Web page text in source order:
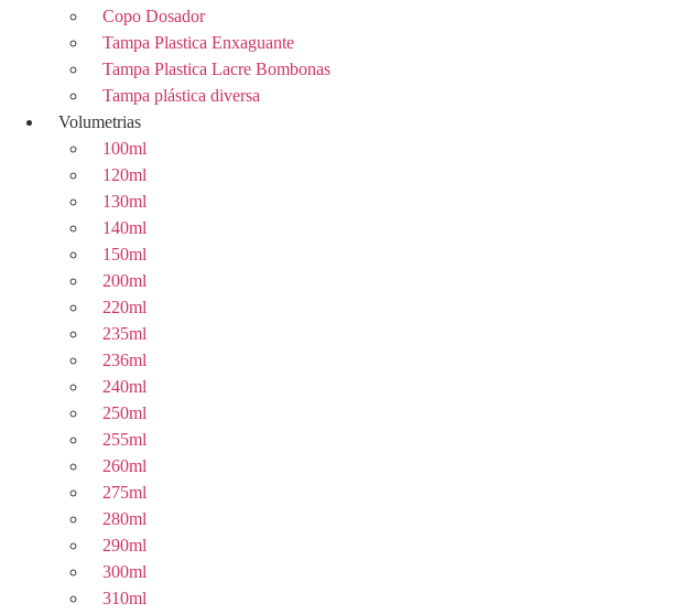
Copo Dosador
Tampa Plastica Enxaguante
Tampa Plastica Lacre Bombonas
Tampa plástica diversa
Volumetrias
100ml
120ml
130ml
140ml
150ml
200ml
220ml
235ml
236ml
240ml
250ml
255ml
260ml
275ml
280ml
290ml
300ml
310ml